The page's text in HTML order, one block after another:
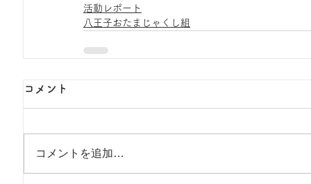
活動レポート
八王子おたまじゃくし組
コメント
コメントを追加…